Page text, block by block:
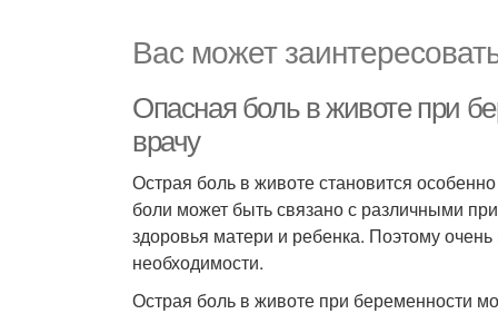
Вас может
Опасная боль в животе при
врачу
Острая боль в животе становится
боли может быть связано с различными
здоровья матери и ребенка. Поэтому
необходимости.
Острая боль в животе при беременности